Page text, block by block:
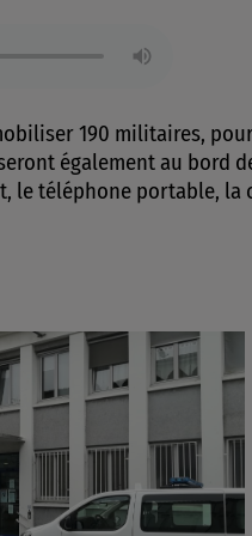
190 militaires,
également au bord
le téléphone portable, la